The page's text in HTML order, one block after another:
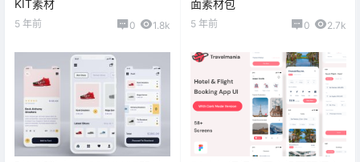
KIT素材
5 年前 0 1.8k
面素材包
5 年前 0 2.7k